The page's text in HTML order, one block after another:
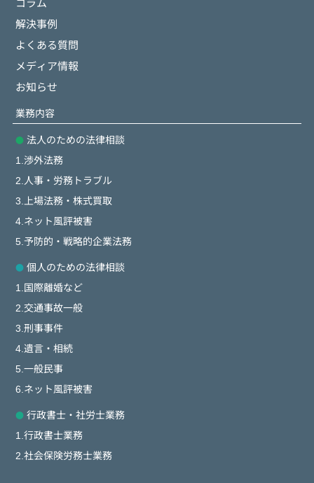
解決事例
よくある質問
メディア情報
お知らせ
業務内容
法人のための法律相談
1.渉外法務
2.人事・労務トラブル
3.上場法務・株式買取
4.ネット風評被害
5.予防的・戦略的企業法務
個人のための法律相談
1.国際離婚など
2.交通事故一般
3.刑事事件
4.遺言・相続
5.一般民事
6.ネット風評被害
行政書士・社労士業務
1.行政書士業務
2.社会保険労務士業務